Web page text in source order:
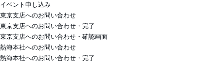
イベント申し込み
東京支店へのお問い合わせ
東京支店へのお問い合わせ・完了
東京支店へのお問い合わせ・確認画面
熱海本社へのお問い合わせ
熱海本社へのお問い合わせ・完了